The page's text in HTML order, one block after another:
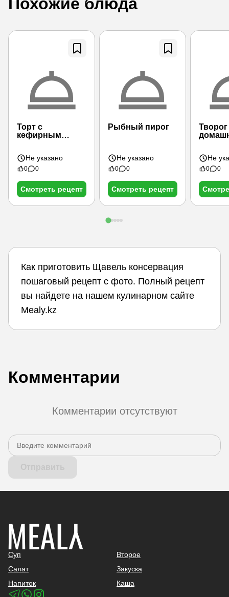
Торт с
кефирным
Не указано
0 0
Смотреть рецепт
Рыбный пирог
Не указано
0 0
Смотреть рецепт
Творог
Не
0 0
Как приготовить Щавель консервация
пошаговый рецепт с фото. Полный рецепт
вы найдете на нашем кулинарном сайте
Mealy.kz
Комментарии
Комментарии отсутствуют
Суп
Второе
Салат
Закуска
Напиток
Каша